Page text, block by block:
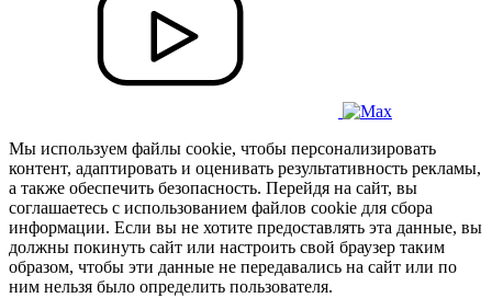
Мы используем файлы cookie, чтобы персонализировать
контент, адаптировать и оценивать результативность рекламы,
а также обеспечить безопасность. Перейдя на сайт, вы
соглашаетесь с использованием файлов cookie для сбора
информации. Если вы не хотите предоставлять эта данные, вы
должны покинуть сайт или настроить свой браузер таким
образом, чтобы эти данные не передавались на сайт или по
ним нельзя было определить пользователя.